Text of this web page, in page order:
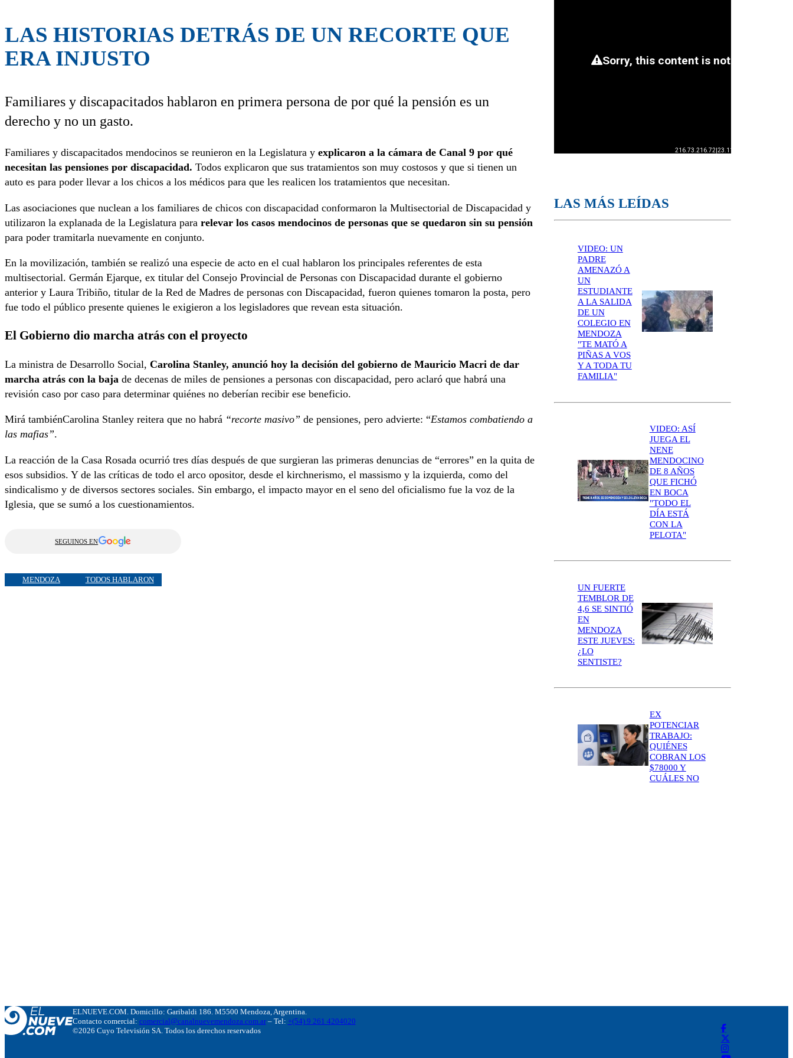
LAS HISTORIAS DETRÁS DE UN RECORTE QUE
ERA INJUSTO
Familiares y discapacitados hablaron en primera persona de por qué la pensión es un
derecho y no un gasto.
Familiares y discapacitados mendocinos se reunieron en la Legislatura y explicaron a la cámara de Canal 9 por qué
necesitan las pensiones por discapacidad. Todos explicaron que sus tratamientos son muy costosos y que si tienen un
auto es para poder llevar a los chicos a los médicos para que les realicen los tratamientos que necesitan.
Las asociaciones que nuclean a los familiares de chicos con discapacidad conformaron la Multisectorial de Discapacidad y
utilizaron la explanada de la Legislatura para relevar los casos mendocinos de personas que se quedaron sin su pensión
para poder tramitarla nuevamente en conjunto.
En la movilización, también se realizó una especie de acto en el cual hablaron los principales referentes de esta
multisectorial. Germán Ejarque, ex titular del Consejo Provincial de Personas con Discapacidad durante el gobierno
anterior y Laura Tribiño, titular de la Red de Madres de personas con Discapacidad, fueron quienes tomaron la posta, pero
fue todo el público presente quienes le exigieron a los legisladores que revean esta situación.
El Gobierno dio marcha atrás con el proyecto
La ministra de Desarrollo Social, Carolina Stanley, anunció hoy la decisión del gobierno de Mauricio Macri de dar
marcha atrás con la baja de decenas de miles de pensiones a personas con discapacidad, pero aclaró que habrá una
revisión caso por caso para determinar quiénes no deberían recibir ese beneficio.
Mirá tambiénCarolina Stanley reitera que no habrá “recorte masivo” de pensiones, pero advierte: “Estamos combatiendo a
las mafias”.
La reacción de la Casa Rosada ocurrió tres días después de que surgieran las primeras denuncias de “errores” en la quita de
esos subsidios. Y de las críticas de todo el arco opositor, desde el kirchnerismo, el massismo y la izquierda, como del
sindicalismo y de diversos sectores sociales. Sin embargo, el impacto mayor en el seno del oficialismo fue la voz de la
Iglesia, que se sumó a los cuestionamientos.
SEGUINOS EN
MENDOZA TODOS HABLARON
LAS MÁS LEÍDAS
VIDEO: UN
PADRE
AMENAZÓ A
UN
ESTUDIANTE
A LA SALIDA
DE UN
COLEGIO EN
MENDOZA
"TE MATÓ A
PIÑAS A VOS
Y A TODA TU
FAMILIA"
VIDEO: ASÍ
JUEGA EL
NENE
MENDOCINO
DE 8 AÑOS
QUE FICHÓ
EN BOCA
"TODO EL
DÍA ESTÁ
CON LA
PELOTA"
UN FUERTE
TEMBLOR DE
4,6 SE SINTIÓ
EN
MENDOZA
ESTE JUEVES:
¿LO
SENTISTE?
EX
POTENCIAR
TRABAJO:
QUIÉNES
COBRAN LOS
$78000 Y
CUÁLES NO
ELNUEVE.COM. Domicillo: Garibaldi 186. M5500 Mendoza, Argentina.
Contacto comercial: comercial@canalnuevemendoza.com.ar– Tel: +(54) 9 261 4204020
©2026 Cuyo Televisión SA. Todos los derechos reservados